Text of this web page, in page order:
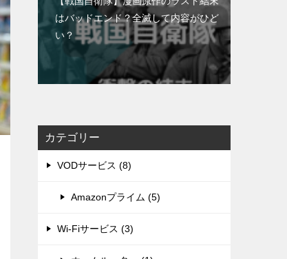
はバッドエンド？全滅して内容がひど
い？
カテゴリー
VODサービス (8)
Amazonプライム (5)
Wi-Fiサービス (3)